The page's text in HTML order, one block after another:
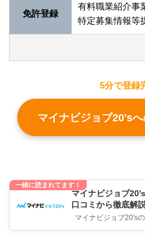
免許登録
有料職業紹介事
特定募集情報等
5分で登録
マイナビジョブ20's
一緒に読まれてます！
マイナビジョブ
口コミから徹底解
マイナビジョブ20's